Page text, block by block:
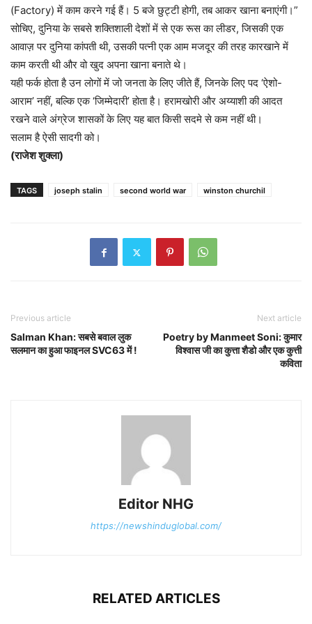
(Factory) में काम करने गई हैं। 5 बजे छुट्टी होगी, तब आकर खाना बनाएंगी।”
सोचिए, दुनिया के सबसे शक्तिशाली देशों में से एक रूस का लीडर, जिसकी एक
आवाज़ पर दुनिया कांपती थी, उसकी पत्नी एक आम मजदूर की तरह कारखाने में
काम करती थी और वो खुद अपना खाना बनाते थे।
यही फर्क होता है उन लोगों में जो जनता के लिए जीते हैं, जिनके लिए पद ‘ऐशो-
आराम’ नहीं, बल्कि एक ‘जिम्मेदारी’ होता है। हरामखोरी और अय्याशी की आदत
रखने वाले अंग्रेज शासकों के लिए यह बात किसी सदमे से कम नहीं थी।
सलाम है ऐसी सादगी को।
(राजेश शुक्ला)
TAGS joseph stalin second world war winston churchil
Previous article
Salman Khan: सबसे बवाल लुक
सलमान का हुआ फाइनल SVC63 में !
Next article
Poetry by Manmeet Soni: कुमार
विश्वास जी का कुत्ता शैडो और एक कुत्ती
कविता
Editor NHG
https://newshinduglobal.com/
RELATED ARTICLES